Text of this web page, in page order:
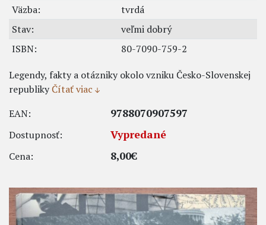
Väzba:
tvrdá
Stav:
veľmi dobrý
ISBN:
80-7090-759-2
Legendy, fakty a otázniky okolo vzniku Česko-Slovenskej
republikyČítať viac
EAN:
9788070907597
Dostupnosť: Vypredané
Cena: 8,00€